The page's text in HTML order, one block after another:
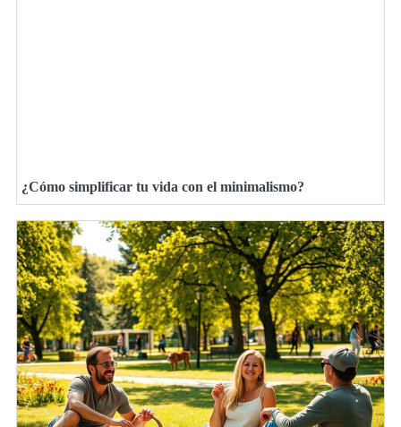
¿Cómo simplificar tu vida con el minimalismo?